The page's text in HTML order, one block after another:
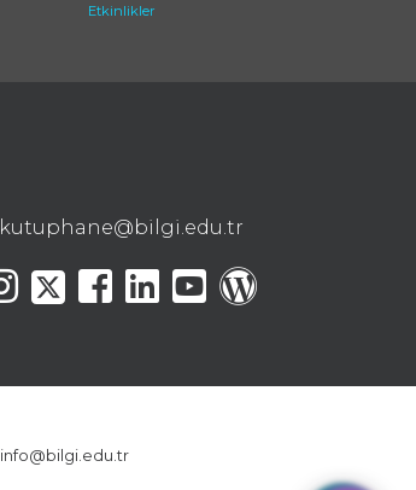
Etkinlikler
kutuphane@bilgi.edu.tr
info@bilgi.edu.tr